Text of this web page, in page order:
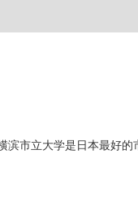
滨市立大学是日本最好的